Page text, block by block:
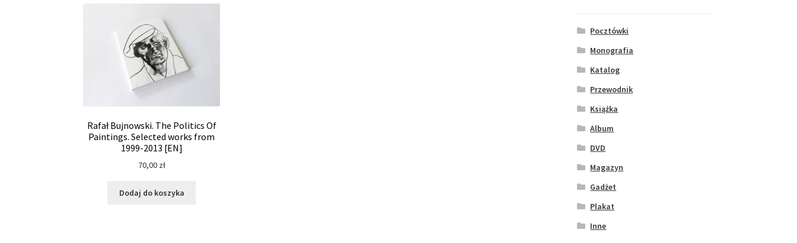
Rafał Bujnowski. The Politics Of
Paintings. Selected works from
1999-2013 [EN]
70,00 zł
Dodaj do koszyka
Pocztówki
Monografia
Katalog
Przewodnik
Książka
Album
DVD
Magazyn
Gadżet
Plakat
Inne